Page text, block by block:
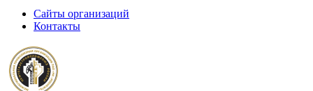
Сайты организаций
Контакты